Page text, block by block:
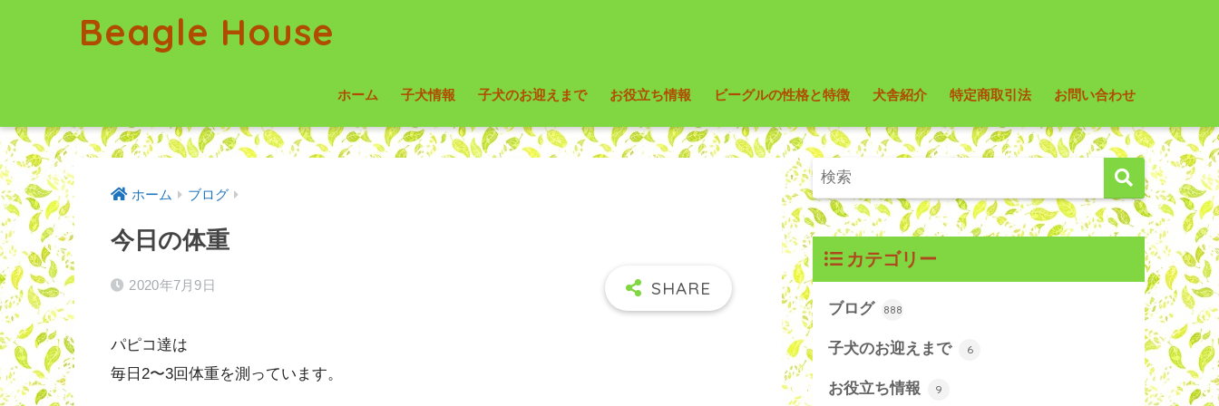
Beagle House
ホーム 子犬情報 子犬のお迎えまで お役立ち情報 ビーグルの性格と特徴 犬舎紹介 特定商取引法 お問い合わせ
ホーム ブログ
今日の体重
2020年7月9日
パピコ達は
毎日2〜3回体重を測っています。
カテゴリー
ブログ 888
子犬のお迎えまで 6
お役立ち情報 9